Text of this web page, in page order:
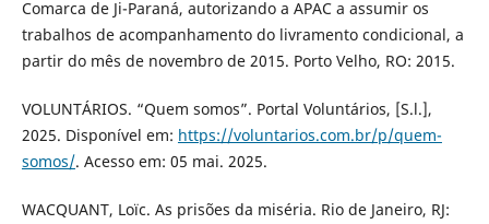
Comarca de Ji-Paraná, autorizando a APAC a assumir os
trabalhos de acompanhamento do livramento condicional, a
partir do mês de novembro de 2015. Porto Velho, RO: 2015.
VOLUNTÁRIOS. “Quem somos”. Portal Voluntários, [S.l.],
2025. Disponível em: https://voluntarios.com.br/p/quem-
somos/. Acesso em: 05 mai. 2025.
WACQUANT, Loïc. As prisões da miséria. Rio de Janeiro, RJ: